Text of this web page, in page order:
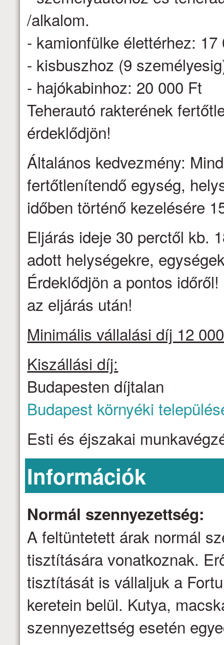
/alkalom.
- kamionfülke élettérhez: 17
- kisbuszhoz (9
- hajókabinhoz: 20 000 Ft
Teherautó rakterének
érdeklődjön!
Általános kedvezmény:
fertőtlenítendő egység,
időben történő kezelésére
Eljárás ideje 30 perctől kb.
adott helységekre,
Érdeklődjön a pontos
az eljárás után!
Minimális vállalási díj 12
Kiszállási díj:
Budapesten díjtalan
Budapest környéki
Esti és éjszakai
Információk
Normál szennyezettség:
A feltüntetett árak normál
tisztítására vonatkoznak.
tisztítását is vállaljuk a
keretein belül. Kutya,
szennyezettség esetén